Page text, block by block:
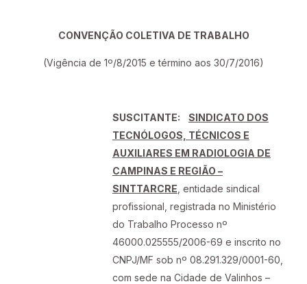
CONVENÇÃO COLETIVA DE TRABALHO
(Vigência de 1º/8/2015 e término aos 30/7/2016)
SUSCITANTE: SINDICATO DOS
TECNÓLOGOS, TÉCNICOS E
AUXILIARES EM RADIOLOGIA DE
CAMPINAS E REGIÃO –
SINTTARCRE , entidade sindical
profissional, registrada no Ministério
do Trabalho Processo nº
46000.025555/2006-69 e inscrito no
CNPJ/MF sob nº 08.291.329/0001-60,
com sede na Cidade de Valinhos –